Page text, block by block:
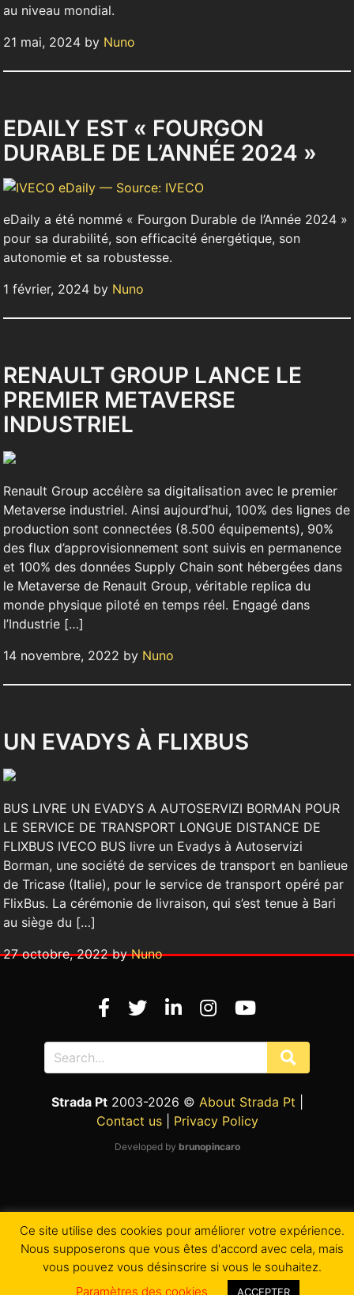
au niveau mondial.
21 mai, 2024 by Nuno
EDAILY EST « FOURGON
DURABLE DE L’ANNÉE 2024 »
eDaily a été nommé « Fourgon Durable de l’Année 2024 »
pour sa durabilité, son efficacité énergétique, son
autonomie et sa robustesse.
1 février, 2024 by Nuno
RENAULT GROUP LANCE LE
PREMIER METAVERSE
INDUSTRIEL
Renault Group accélère sa digitalisation avec le premier
Metaverse industriel. Ainsi aujourd’hui, 100% des lignes de
production sont connectées (8.500 équipements), 90%
des flux d’approvisionnement sont suivis en permanence
et 100% des données Supply Chain sont hébergées dans
le Metaverse de Renault Group, véritable replica du
monde physique piloté en temps réel. Engagé dans
l’Industrie […]
14 novembre, 2022 by Nuno
UN EVADYS À FLIXBUS
BUS LIVRE UN EVADYS A AUTOSERVIZI BORMAN POUR
LE SERVICE DE TRANSPORT LONGUE DISTANCE DE
FLIXBUS IVECO BUS livre un Evadys à Autoservizi
Borman, une société de services de transport en banlieue
de Tricase (Italie), pour le service de transport opéré par
FlixBus. La cérémonie de livraison, qui s’est tenue à Bari
au siège du […]
27 octobre, 2022 byNuno
Ce site utilise des cookies pour améliorer votre expérience.
Nous supposerons que vous êtes d'accord avec cela, mais
vous pouvez vous désinscrire si vous le souhaitez.
Paramètres des cookies
ACCEPTER
Strada Pt2003-2026 © About Strada Pt
Contact us| Privacy Policy
Developed by brunopincaro